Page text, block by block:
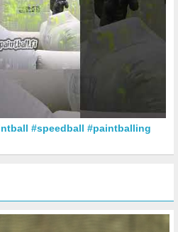
#speedball #paintballing